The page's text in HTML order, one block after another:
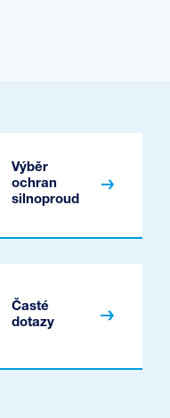
Výběr
ochran
silnoproud
Časté
dotazy